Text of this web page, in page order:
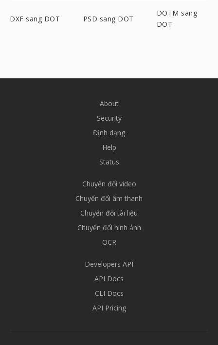
DXF sang DOT PSD sang DOT
DOTM sang
DOT
About
Security
Định dạng
Help
Status
Chuyển đổi video
Chuyển đổi âm thanh
Chuyển đổi tài liệu
Chuyển đổi hình ảnh
OCR
Developers API
API Docs
CLI Docs
API Pricing